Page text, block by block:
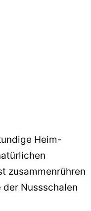
Heim-
zusammenrühren
Nussschalen